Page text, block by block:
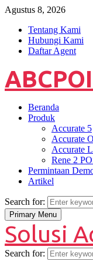
Agustus 8, 2026
Tentang Kami
Hubungi Kami
Daftar Agent
Beranda
Produk
Accurate 5
Accurate
Accurate
Rene 2
Permintaan
Artikel
Search for:
Primary Menu
Solusi
Search for: